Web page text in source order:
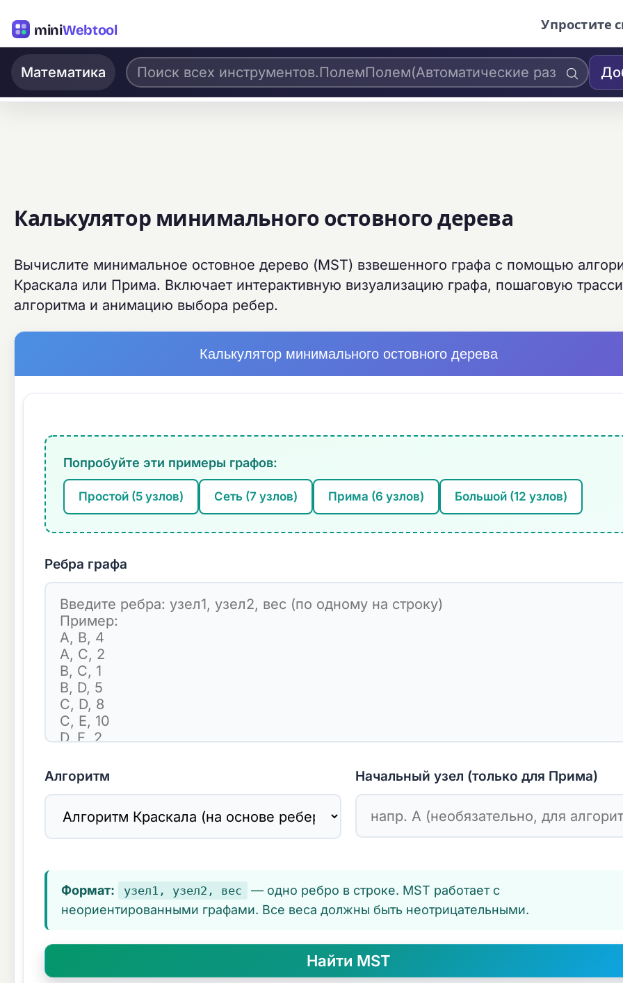
miniWebtool Упростите
Математика
Калькулятор минимального остовного дерева
Вычислите минимальное остовное дерево (MST) взвешенного графа с помощью
Краскала или Прима. Включает интерактивную визуализацию графа, пошаговую
алгоритма и анимацию выбора ребер.
Калькулятор минимального остовного дерева
Попробуйте эти примеры графов:
Простой (5 узлов) Сеть (7 узлов) Прима (6 узлов) Большой (12 узлов)
Ребра графа
Алгоритм Начальный узел (только для Прима)
Формат: узел1, узел2, вес
— одно ребро в строке. MST работает с
неориентированными графами. Все веса должны быть неотрицательными.